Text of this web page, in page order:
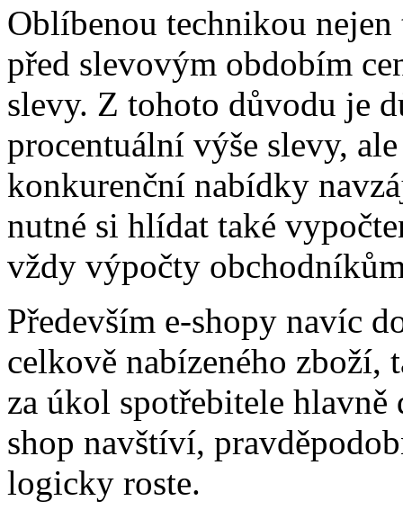
Oblíbenou technikou nejen
před slevovým obdobím
slevy. Z tohoto důvodu je
procentuální výše slevy,
konkurenční nabídky
nutné si hlídat také
vždy výpočty
Především e-shopy navíc
celkově nabízeného zboží,
za úkol spotřebitele
shop navštíví,
logicky roste.